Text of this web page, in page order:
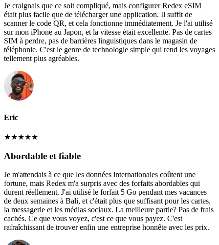
Je craignais que ce soit compliqué, mais configurer Redex eSIM
était plus facile que de télécharger une application. Il suffit de
scanner le code QR, et cela fonctionne immédiatement. Je l'ai utilisé
sur mon iPhone au Japon, et la vitesse était excellente. Pas de cartes
SIM à perdre, pas de barrières linguistiques dans le magasin de
téléphonie. C'est le genre de technologie simple qui rend les voyages
tellement plus agréables.
Eric
★★★★★
Abordable et fiable
Je m'attendais à ce que les données internationales coûtent une
fortune, mais Redex m'a surpris avec des forfaits abordables qui
durent réellement. J'ai utilisé le forfait 5 Go pendant mes vacances
de deux semaines à Bali, et c'était plus que suffisant pour les cartes,
la messagerie et les médias sociaux. La meilleure partie? Pas de frais
cachés. Ce que vous voyez, c'est ce que vous payez. C'est
rafraîchissant de trouver enfin une entreprise honnête avec les prix.